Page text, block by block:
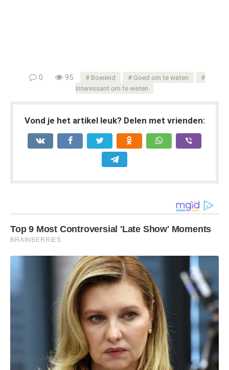
0 95 Boeiend
Goed om te weten
Interessant om te weten
Vond je het artikel leuk? Delen met vrienden: